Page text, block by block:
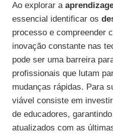
Ao explorar a
essencial identificar os
processo e compreender
inovação constante nas
pode ser uma barreira
profissionais que lutam
mudanças rápidas. Para
viável consiste em
de educadores,
atualizados com as